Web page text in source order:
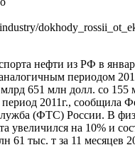
нефти из РФ в
периодом
651 млн долл. со 155
2011г., сообщила
(ФТС) России. В
увеличился на 10% и
61 тыс. т за 11 месяцев